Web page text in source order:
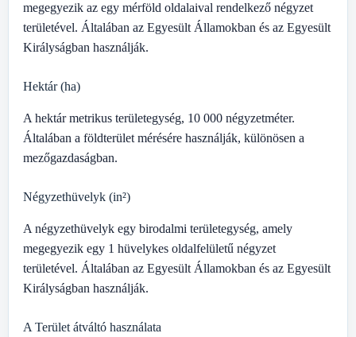
megegyezik az egy mérföld oldalaival rendelkező négyzet
területével. Általában az Egyesült Államokban és az Egyesült
Királyságban használják.
Hektár (ha)
A hektár metrikus területegység, 10 000 négyzetméter.
Általában a földterület mérésére használják, különösen a
mezőgazdaságban.
Négyzethüvelyk (in²)
A négyzethüvelyk egy birodalmi területegység, amely
megegyezik egy 1 hüvelykes oldalfelületű négyzet
területével. Általában az Egyesült Államokban és az Egyesült
Királyságban használják.
A Terület átváltó használata